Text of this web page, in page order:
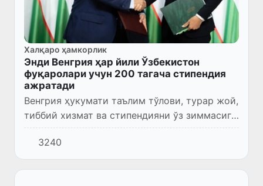
Халқаро ҳамкорлик
Энди Венгрия ҳар йили Ўзбекистон
фуқаролари учун 200 тагача стипендия
ажратади
Венгрия ҳукумати таълим тўлови, турар жой,
тиббий хизмат ва стипендияни ўз зиммасига
олади. Авиачипта харажатларини фақатгина
талаба томонидан қопланади.
3240